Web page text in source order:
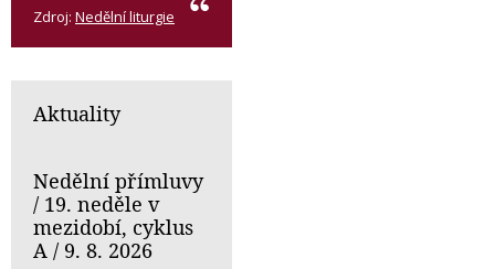
Zdroj: Nedělní liturgie
Aktuality
Nedělní přímluvy
/ 19. neděle v
mezidobí, cyklus
A / 9. 8. 2026